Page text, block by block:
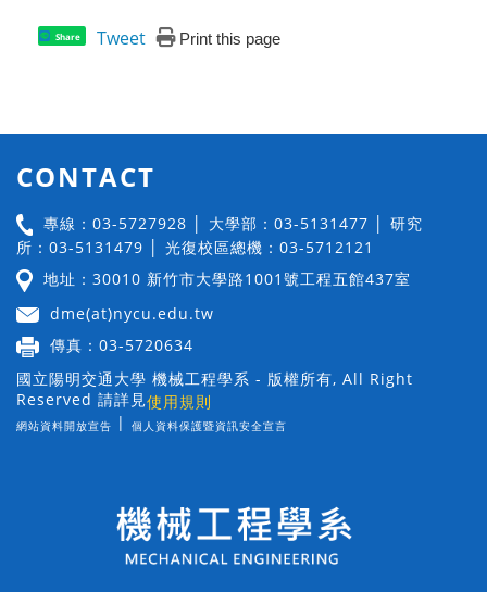
Share Tweet Print this page
CONTACT
專線：03-5727928 │ 大學部：03-5131477 │ 研究
所：03-5131479 │ 光復校區總機：03-5712121
地址：30010 新竹市大學路1001號工程五館437室
dme(at)nycu.edu.tw
傳真：03-5720634
國立陽明交通大學 機械工程學系 - 版權所有, All Right
Reserved 請詳見使用規則
網站資料開放宣告 | 個人資料保護暨資訊安全宣言